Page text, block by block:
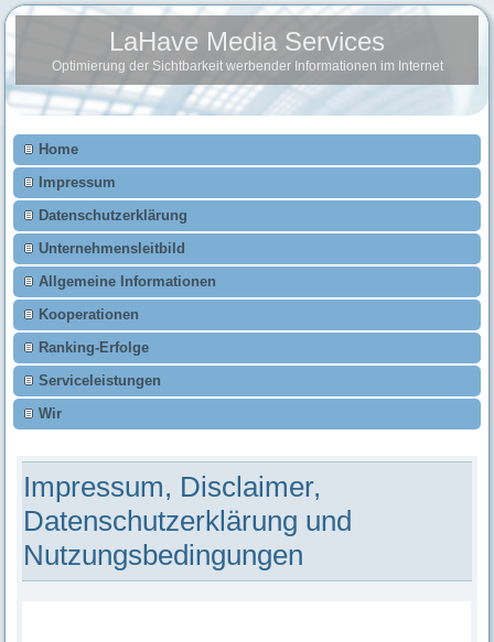
LaHave Media Services
Optimierung der Sichtbarkeit werbender Informationen im Internet
Home
Impressum
Datenschutzerklärung
Unternehmensleitbild
Allgemeine Informationen
Kooperationen
Ranking-Erfolge
Serviceleistungen
Wir
Impressum, Disclaimer,
Datenschutzerklärung und
Nutzungsbedingungen